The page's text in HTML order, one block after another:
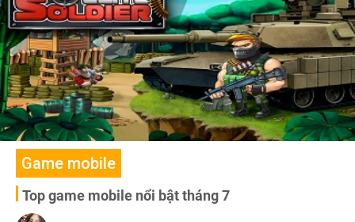
Game mobile
Top game mobile nổi bật tháng 7